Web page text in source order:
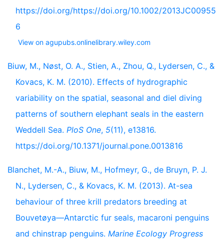
https://doi.org/https://doi.org/10.1002/2013JC00955
6
View on agupubs.onlinelibrary.wiley.com
Biuw, M., Nøst, O. A., Stien, A., Zhou, Q., Lydersen, C., &
Kovacs, K. M. (2010). Effects of hydrographic
variability on the spatial, seasonal and diel diving
patterns of southern elephant seals in the eastern
Weddell Sea. PloS One, 5(11), e13816.
https://doi.org/10.1371/journal.pone.0013816
Blanchet, M.-A., Biuw, M., Hofmeyr, G., de Bruyn, P. J.
N., Lydersen, C., & Kovacs, K. M. (2013). At-sea
behaviour of three krill predators breeding at
Bouvetøya—Antarctic fur seals, macaroni penguins
and chinstrap penguins. Marine Ecology Progress